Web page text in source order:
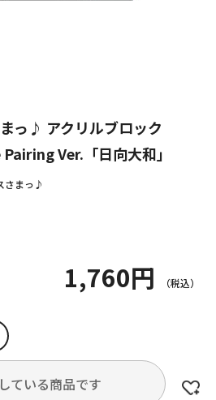
っ♪ アクリルブロック
Ver.「日向大和」
さまっ♪
1,760円
ている商品です